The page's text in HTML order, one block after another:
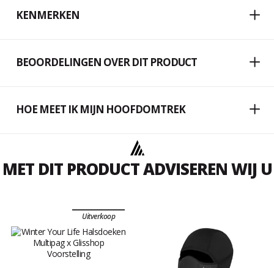
KENMERKEN
BEOORDELINGEN OVER DIT PRODUCT
HOE MEET IK MIJN HOOFDOMTREK
MET DIT PRODUCT ADVISEREN WIJ U
Uitverkoop